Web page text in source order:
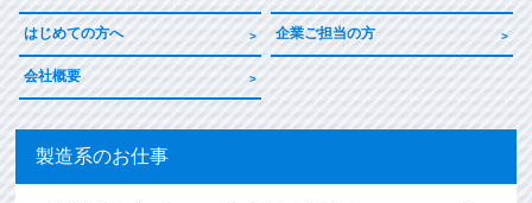
はじめての方へ 企業ご担当の方
会社概要
製造系のお仕事